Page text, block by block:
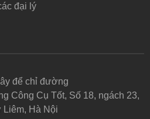
đại lý
để chỉ đường
Công Cụ Tốt, Số 18, ngách 23,
Liêm, Hà Nội